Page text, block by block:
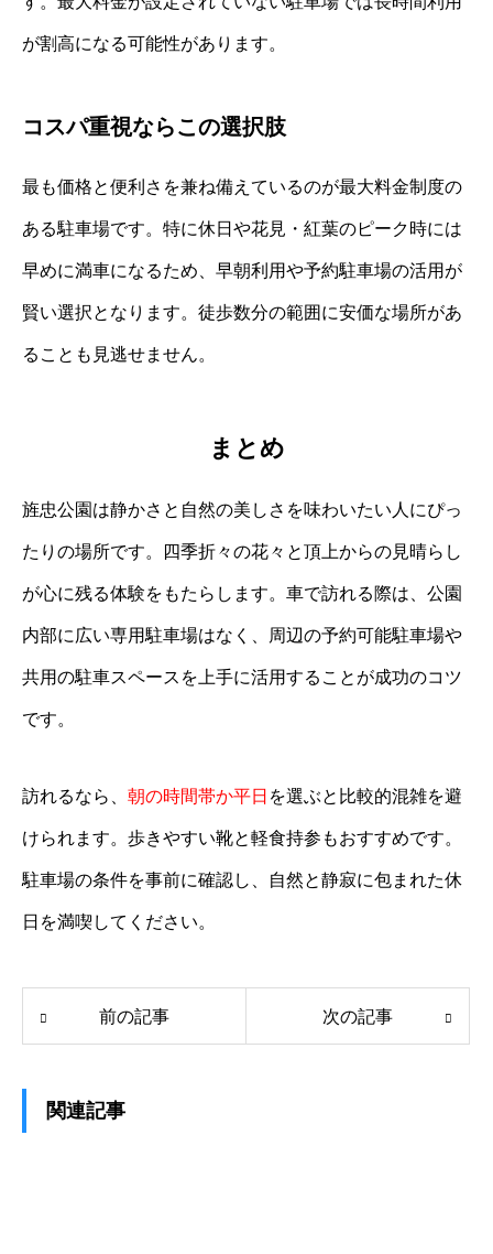
が割高になる可能性があります。
コスパ重視ならこの選択肢
最も価格と便利さを兼ね備えているのが最大料金制度の
ある駐車場です。特に休日や花見・紅葉のピーク時には
早めに満車になるため、早朝利用や予約駐車場の活用が
賢い選択となります。徒歩数分の範囲に安価な場所があ
ることも見逃せません。
まとめ
旌忠公園は静かさと自然の美しさを味わいたい人にぴっ
たりの場所です。四季折々の花々と頂上からの見晴らし
が心に残る体験をもたらします。車で訪れる際は、公園
内部に広い専用駐車場はなく、周辺の予約可能駐車場や
共用の駐車スペースを上手に活用することが成功のコツ
です。
訪れるなら、 朝の時間帯か平日 を選ぶと比較的混雑を避
けられます。歩きやすい靴と軽食持参もおすすめです。
駐車場の条件を事前に確認し、自然と静寂に包まれた休
日を満喫してください。
前の記事 次の記事
関連記事